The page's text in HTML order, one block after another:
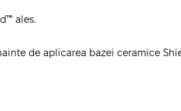
ales.
de aplicarea bazei ceramice